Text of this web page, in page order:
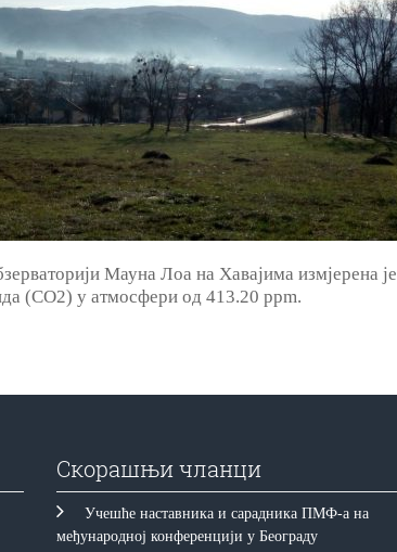
Мауна Лоа на Хавајима измјерена је
(CO2) у атмосфери од 413.20 ppm.
Скорашњи чланци
Учешће наставника и сарадника ПМФ-а на
међународној конференцији у Београду